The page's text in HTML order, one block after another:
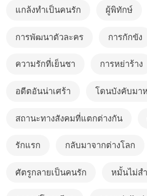
แกล้งทำเป็นคนรัก ผู้พิทักษ์
การพัฒนาตัวละคร การกักขัง
ความรักที่เย็นชา การหย่าร้าง
อดีตอันน่าเศร้า โดนบังคับมา
สถานะทางสังคมที่แตกต่างกัน
รักแรก กลับมาจากต่างโลก
ศัตรูกลายเป็นคนรัก หมั้นไม่ส